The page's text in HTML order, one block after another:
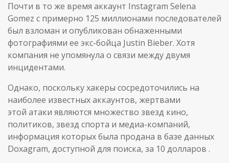
Почти в то же время аккаунт Instagram Selena
Gomez с примерно 125 миллионами последователей
был взломан и опубликован обнаженными
фотографиями ее экс-бойца Justin Bieber. Хотя
компания не упомянула о связи между двумя
инцидентами.
Однако, поскольку хакеры сосредоточились на
наиболее известных аккаунтов, жертвами
этой атаки являются множество звезд кино,
политиков, звезд спорта и медиа-компаний,
информация которых была продана в базе данных
Doxagram, доступной для поиска, за 10 долларов .